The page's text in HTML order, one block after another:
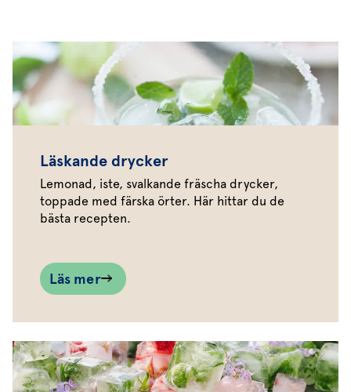
Läskande drycker
Lemonad, iste, svalkande fräscha drycker,
toppade med färska örter. Här hittar du de
bästa recepten.
Läs mer